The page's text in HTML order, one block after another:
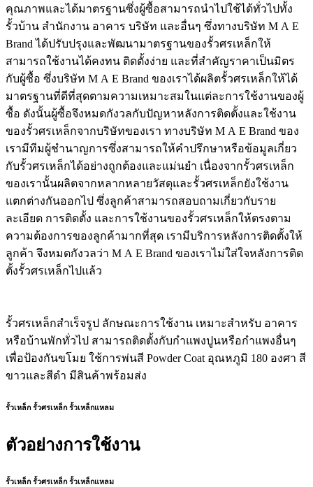
คุณภาพและได้มาตรฐานซึ่งผู้ซื้อสามารถนำไปใช้ได้ทั่วไปทั้ง
รั้วบ้าน สำนักงาน อาคาร บริษัท และอื่นๆ ซึ่งทางบริษัท M A E
Brand ได้ปรับปรุงและพัฒนามาตรฐานของรั้วศรเหล็กให้
สามารถใช้งานได้คงทน ติดตั้งง่าย และที่สำคัญราคาเป็นมิตร
กับผู้ซื้อ ซึ่งบริษัท M A E Brand ของเราได้ผลิตรั้วศรเหล็กให้ได้
มาตรฐานที่ดีที่สุดตามความเหมาะสมในแต่ละการใช้งานของผู้
ซื้อ ดังนั้นผู้ซื้อจึงหมดกังวลกับปัญหาหลังการติดตั้งและใช้งาน
ของรั้วศรเหล็กจากบริษัทของเรา ทางบริษัท M A E Brand ของ
เรามีทีมผู้ชำนาญการซึ่งสามารถให้คำปรึกษาหรือข้อมูลเกี่ยว
กับรั้วศรเหล็กได้อย่างถูกต้องและแม่นยำ เนื่องจากรั้วศรเหล็ก
ของเรานั้นผลิตจากหลากหลายวัสดุและรั้วศรเหล็กยังใช้งาน
แตกต่างกันออกไป ซึ่งลูกค้าสามารถสอบถามเกี่ยวกับราย
ละเอียด การติดตั้ง และการใช้งานของรั้วศรเหล็กให้ตรงตาม
ความต้องการของลูกค้ามากที่สุด เรามีบริการหลังการติดตั้งให้
ลูกค้า จึงหมดกังวลว่า M A E Brand ของเราไม่ใส่ใจหลังการติด
ตั้งรั้วศรเหล็กไปแล้ว
รั้วศรเหล็กสำเร็จรูป ลักษณะการใช้งาน เหมาะสำหรับ อาคาร
หรือบ้านพักทั่วไป สามารถติดตั้งกับกำแพงปูนหรือกำแพงอื่นๆ
เพื่อป้องกันขโมย ใช้การพ่นสี Powder Coat อุณหภูมิ 180 องศา สี
ขาวและสีดำ มีสินค้าพร้อมส่ง
รั้วเหล็ก รั้วศรเหล็ก รั้วเหล็กแหลม
ตัวอย่างการใช้งาน
รั้วเหล็ก รั้วศรเหล็ก รั้วเหล็กแหลม